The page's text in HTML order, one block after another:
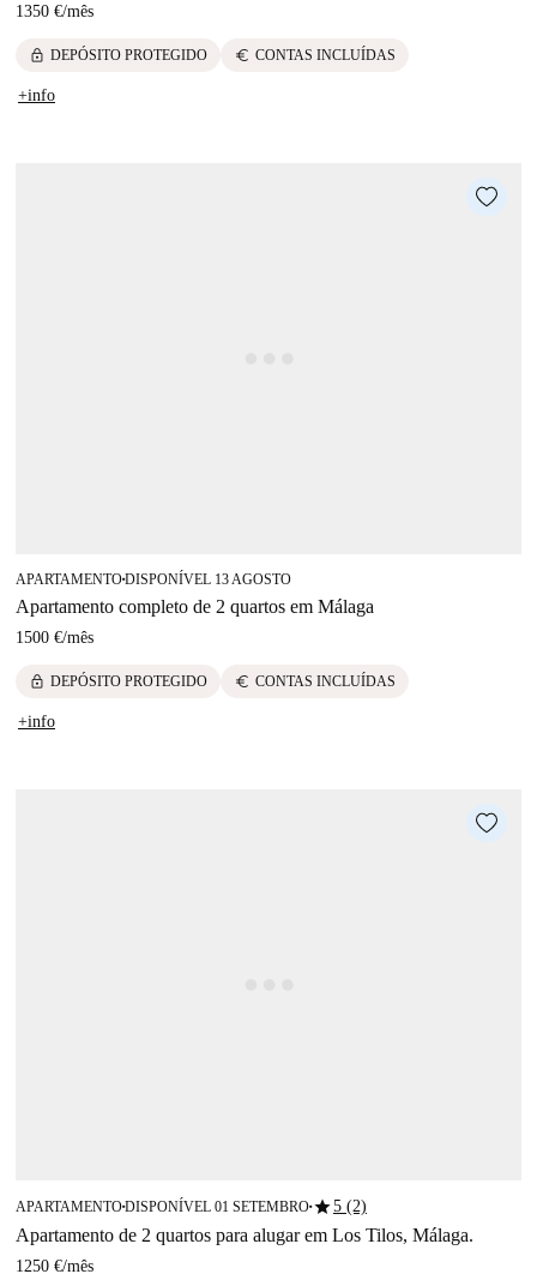
1350 €/mês
lock DEPÓSITO PROTEGIDO euro CONTAS INCLUÍDAS
+info
APARTAMENTO■DISPONÍVEL 13 AGOSTO
Apartamento completo de 2 quartos em Málaga
1500 €/mês
lock DEPÓSITO PROTEGIDO euro CONTAS INCLUÍDAS
+info
APARTAMENTO■DISPONÍVEL 01 SETEMBRO■star5 (2)
Apartamento de 2 quartos para alugar em Los Tilos, Málaga.
1250 €/mês